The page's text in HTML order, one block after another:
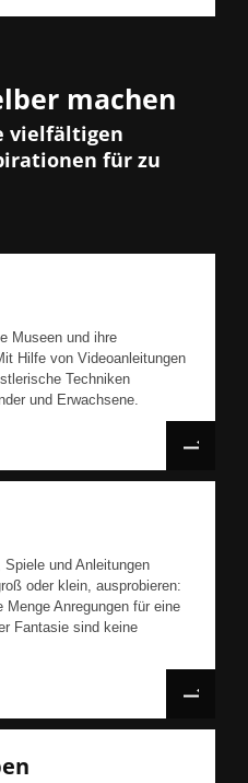
machen
vielfältigen
für zu
Museen und ihre
Hilfe von Videoanleitungen
Techniken
und Erwachsene.
und Anleitungen
oder klein, ausprobieren:
Menge Anregungen für eine
Fantasie sind keine